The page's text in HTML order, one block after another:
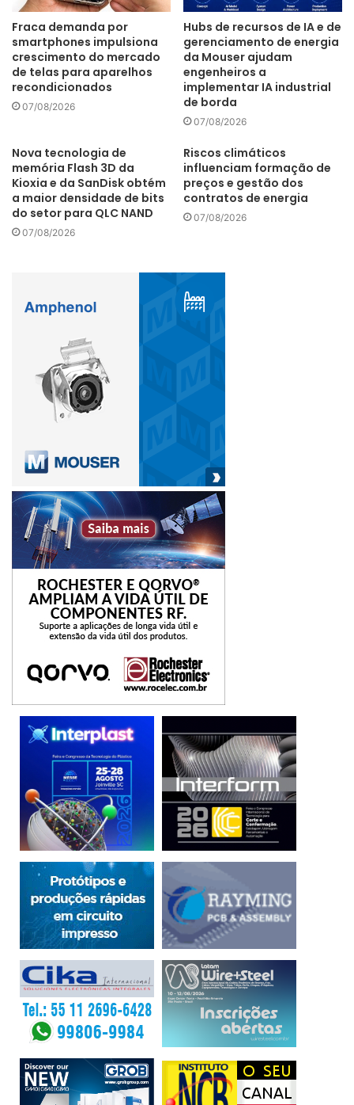
aparecem com destaque, mas a expectativa é de que, nos
próximos anos, outras metrópoles chinesas, assim como
as indianas Bengaluru e Hyderabad figurem entre as 20
mais inovadoras, à medida que superem seus desafios
sociais e ambientais.
economia baseada em inovação, e não é apenas uma
consequência disso. O verdadeiro valor do setor
imobiliário é fornecer a infraestrutura e o ambiente para
atividades produtivas que facilitem a criatividade, a
Jeremy Kelly, diretor global de Pesquisa da JLL.
O estudo da JLL aponta que a inovação e o talento devem
ser incluídos como indicadores na estratégia de
investimento do mercado imobiliário, juntamente com
mensurações mais tradicionais.
cidades inovadoras
Fraca demanda por
smartphones impulsiona
crescimento do mercado
de telas para aparelhos
recondicionados
07/08/2026
Hubs de recursos de IA e de
gerenciamento de energia
da Mouser ajudam
engenheiros a
implementar IA industrial
de borda
07/08/2026
Nova tecnologia de
memória Flash 3D da
Kioxia e da SanDisk obtém
a maior densidade de bits
do setor para QLC NAND
07/08/2026
Riscos climáticos
influenciam formação de
preços e gestão dos
contratos de energia
07/08/2026